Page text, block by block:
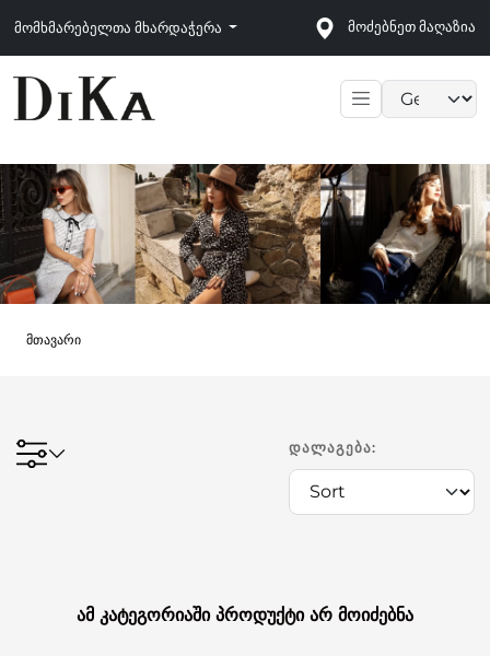
მომხმარებელთა მხარდაჭერა მოძებნეთ მაღაზია
მთავარი
ᲓᲐᲚᲐᲒᲔᲑᲐ:
ამ კატეგორიაში პროდუქტი არ მოიძებნა